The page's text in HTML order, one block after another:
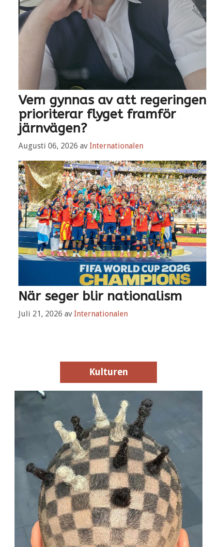
Vem gynnas av att regeringen
prioriterar flyget framför
järnvägen?
Augusti 06, 2026 av Internationalen
När seger blir nationalism
Juli 21, 2026 av Internationalen
Kulturen